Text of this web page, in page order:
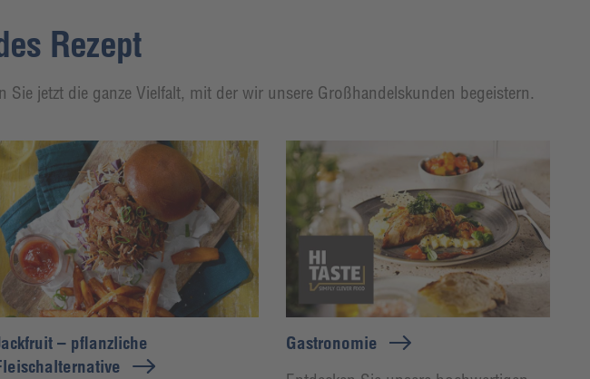
Rezept
jetzt die ganze Vielfalt, mit der wir unsere Großhandelskunden begeistern.
– pflanzliche
Gastronomie